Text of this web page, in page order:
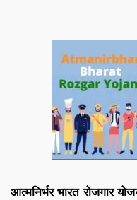
आत्मनिर्भर भारत रोजगार